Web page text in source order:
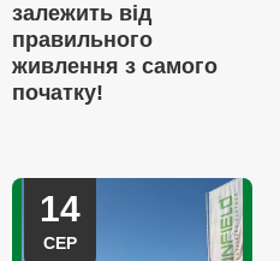
залежить від
правильного
живлення з самого
початку!
14
СЕР